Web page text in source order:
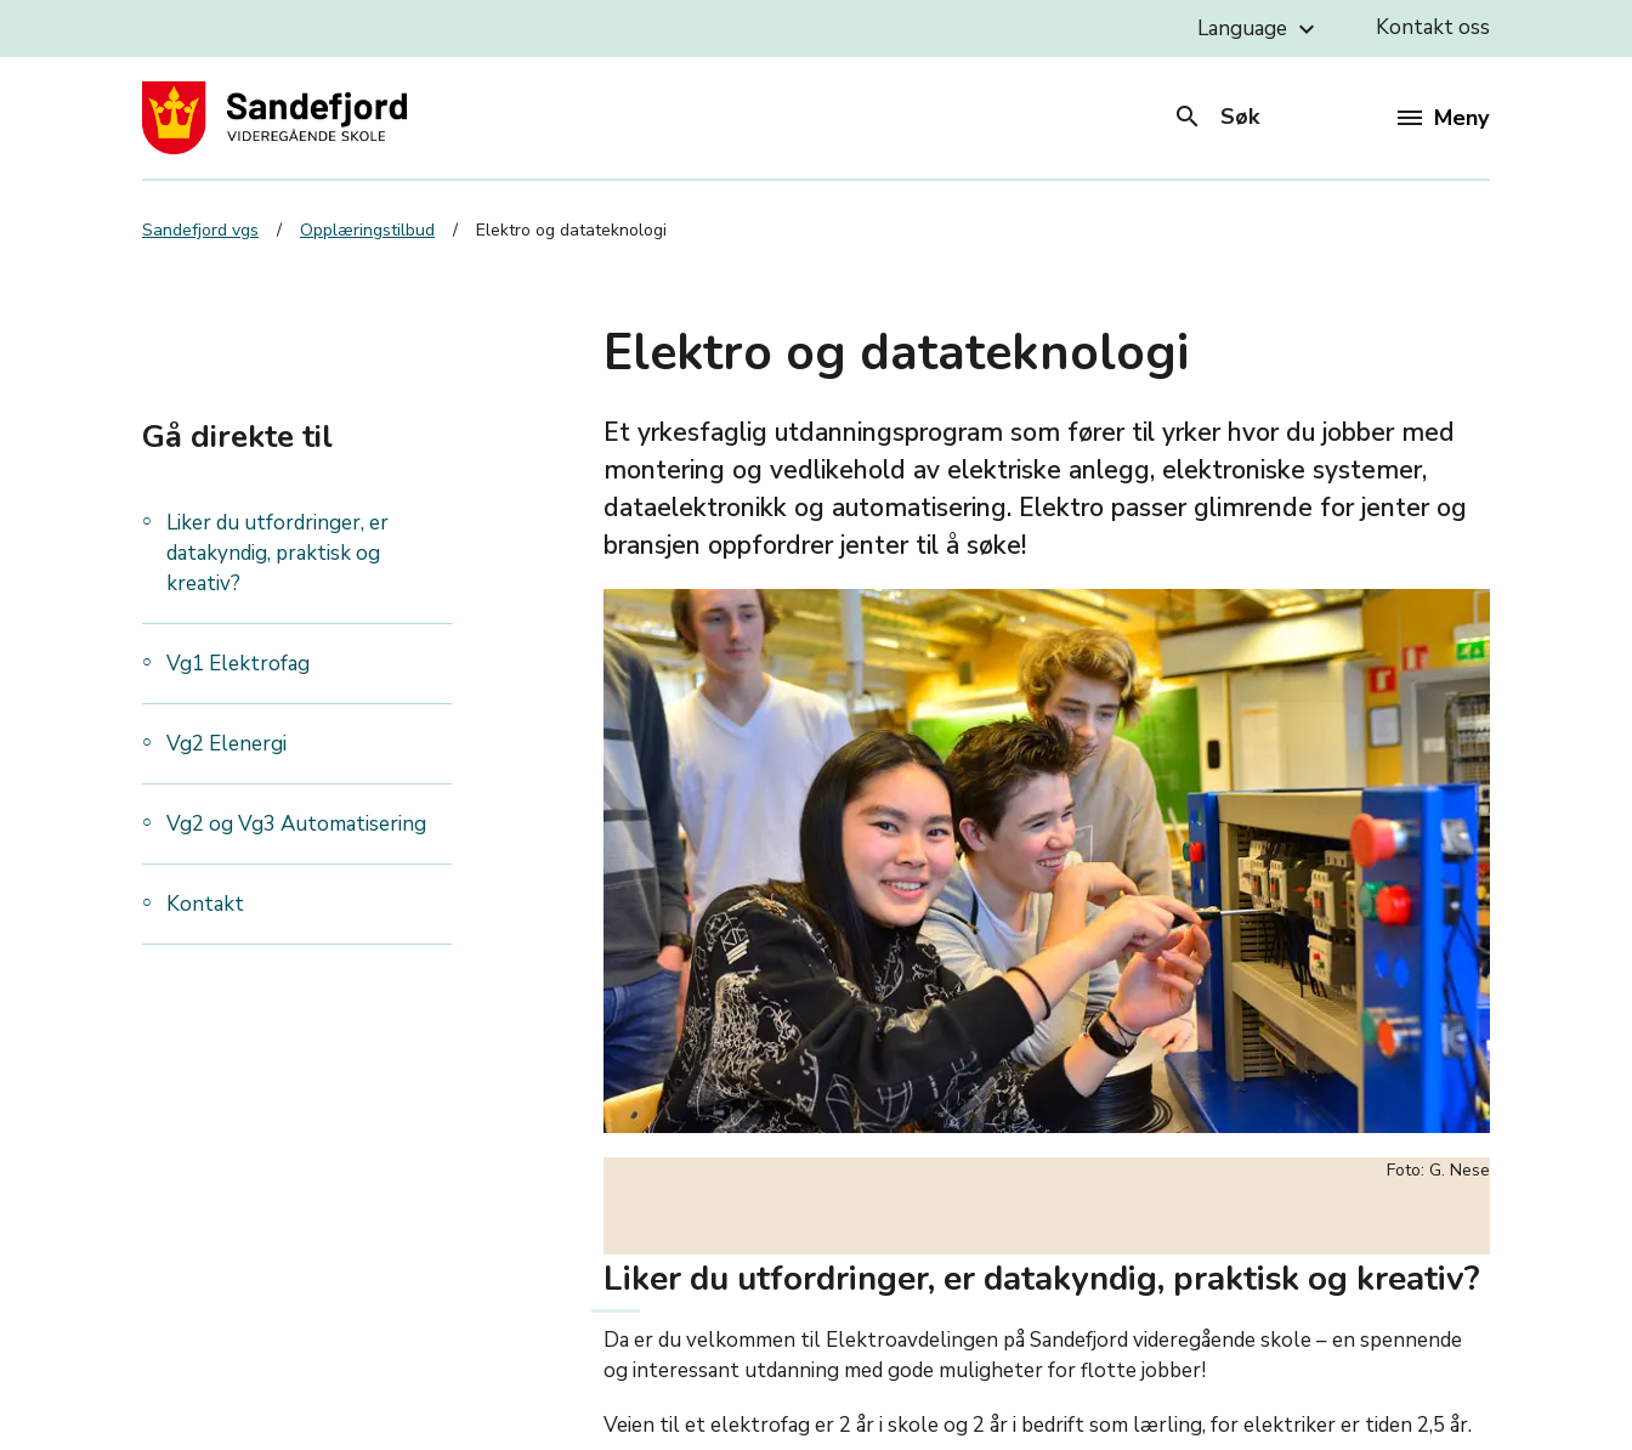
Language keyboard_arrow_down Kontakt oss
search Søk Meny
Sandefjord vgs Opplæringstilbud Elektro og datateknologi
Elektro og datateknologi
Gå direkte til
Liker du utfordringer, er
datakyndig, praktisk og
kreativ?
Vg1 Elektrofag
Vg2 Elenergi
Vg2 og Vg3 Automatisering
Kontakt
Et yrkesfaglig utdanningsprogram som fører til yrker hvor du jobber med
montering og vedlikehold av elektriske anlegg, elektroniske systemer,
dataelektronikk og automatisering. Elektro passer glimrende for jenter og
bransjen oppfordrer jenter til å søke!
Foto: G. Nese
Liker du utfordringer, er datakyndig, praktisk og kreativ?
Da er du velkommen til Elektroavdelingen på Sandefjord videregående skole – en spennende
og interessant utdanning med gode muligheter for flotte jobber!
Veien til et elektrofag er 2 år i skole og 2 år i bedrift som lærling, for elektriker er tiden 2,5 år.